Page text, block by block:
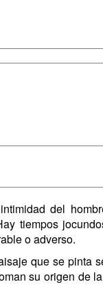
del
tiempos
o adverso.
que se pinta
su origen de